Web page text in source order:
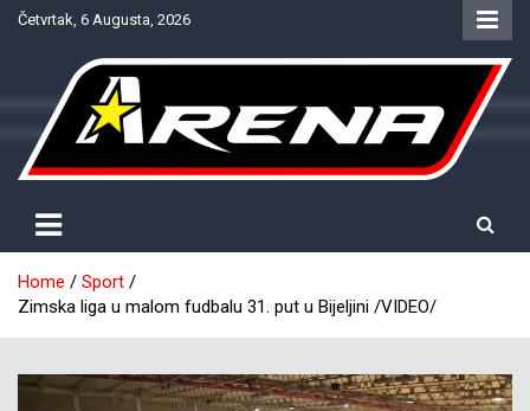
SkipČetvrtak, 6 Augusta, 2026
NTV Arena
Home
Sport
Zimska liga u malom fudbalu 31. put u Bijeljini /VIDEO/